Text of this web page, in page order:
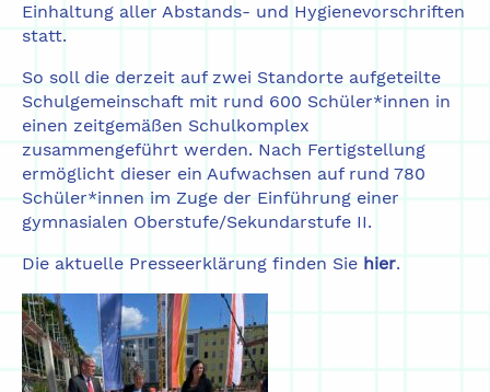
Einhaltung aller Abstands- und Hygienevorschriften
statt.
So soll die derzeit auf zwei Standorte aufgeteilte
Schulgemeinschaft mit rund 600 Schüler*innen in
einen zeitgemäßen Schulkomplex
zusammengeführt werden. Nach Fertigstellung
ermöglicht dieser ein Aufwachsen auf rund 780
Schüler*innen im Zuge der Einführung einer
gymnasialen Oberstufe/Sekundarstufe II.
Die aktuelle Presseerklärung finden Siehier.